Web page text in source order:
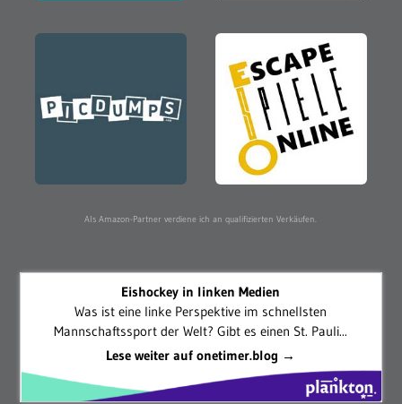
Als Amazon-Partner verdiene ich an qualifizierten Verkäufen.
Eishockey in linken Medien
Was ist eine linke Perspektive im schnellsten
Mannschaftssport der Welt? Gibt es einen St. Pauli...
Lese weiter auf onetimer.blog →